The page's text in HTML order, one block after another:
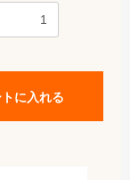
に入れる